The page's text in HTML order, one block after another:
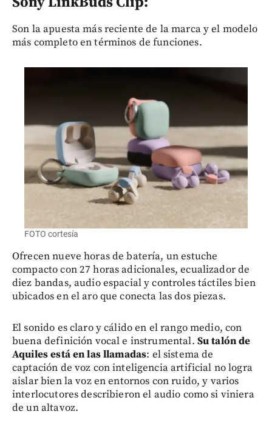
Son la apuesta más reciente de la marca y el modelo
más completo en términos de funciones.
FOTO cortesía
Ofrecen nueve horas de batería, un estuche
compacto con 27 horas adicionales, ecualizador de
diez bandas, audio espacial y controles táctiles bien
ubicados en el aro que conecta las dos piezas.
El sonido es claro y cálido en el rango medio, con
buena definición vocal e instrumental. Su talón de
Aquiles está en las llamadas: el sistema de
captación de voz con inteligencia artificial no logra
aislar bien la voz en entornos con ruido, y varios
interlocutores describieron el audio como si viniera
de un altavoz.